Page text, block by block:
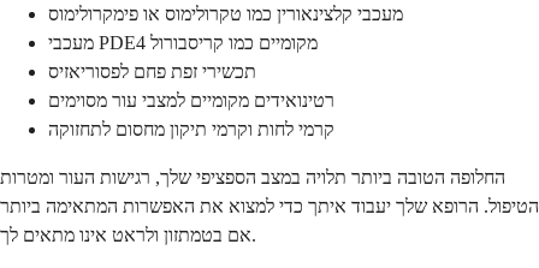
מעכבי קלצינאורין כמו טקרולימוס או פימקרולימוס
מעכבי PDE4 מקומיים כמו קריסבורול
תכשירי זפת פחם לפסוריאזיס
רטינואידים מקומיים למצבי עור מסוימים
קרמי לחות וקרמי תיקון מחסום לתחזוקה
החלופה הטובה ביותר תלויה במצב הספציפי שלך, רגישות העור ומטרות
הטיפול. הרופא שלך יעבוד איתך כדי למצוא את האפשרות המתאימה ביותר
אם בטמתזון ולראט אינו מתאים לך.